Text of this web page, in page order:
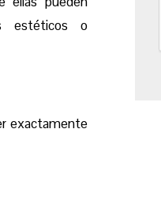
estéticos o
exactamente